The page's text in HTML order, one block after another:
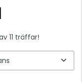
11 träffar!